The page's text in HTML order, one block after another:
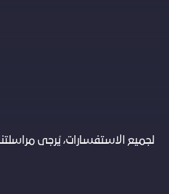
لجميع الاستفسارات، يُرجى